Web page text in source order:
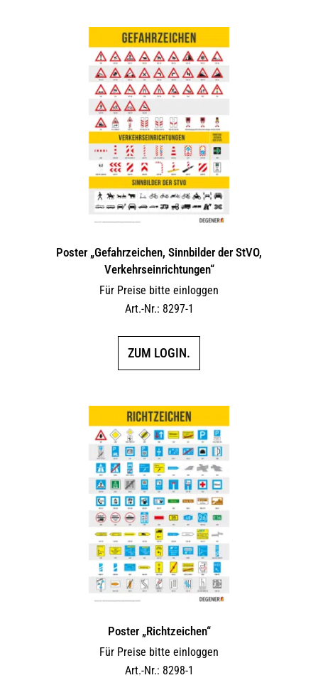
Poster „Gefahrzeichen, Sinnbilder der StVO,
Verkehrseinrichtungen“
Für Preise bitte einloggen
Art.-Nr.: 8297-1
ZUM LOGIN.
Poster „Richtzeichen“
Für Preise bitte einloggen
Art.-Nr.: 8298-1